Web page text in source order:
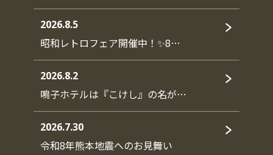
2026.8.5
昭和レトロフェア開催中！✨8…
2026.8.2
鳴子ホテルは『こけし』の名が…
2026.7.30
令和8年熊本地震へのお見舞い